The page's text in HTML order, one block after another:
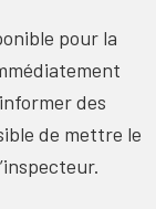
pour la
des
de mettre le